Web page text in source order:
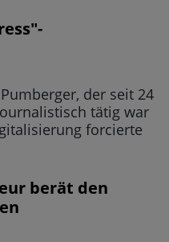
der seit 24
tätig war
forcierte
berät den